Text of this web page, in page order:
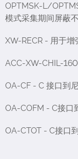
OPTMSK-L/
模式采集期间屏蔽
XW-RECR - 用于
ACC-XW-CHIL-
OA-CF - C 接口到
OA-COFM - C接口
OA-CTOT - C接口